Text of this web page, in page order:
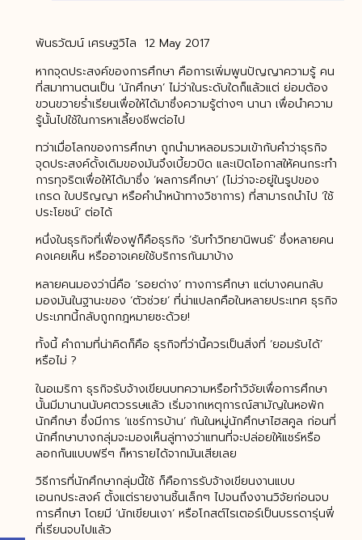
พันธวัฒน์ เศรษฐวิไล 12 May 2017
หากจุดประสงค์ของการศึกษา คือการเพิ่มพูนปัญญาความรู้ คน
ที่สมาทานตนเป็น ‘นักศึกษา’ ไม่ว่าในระดับใดก็แล้วแต่ ย่อมต้อง
ขวนขวายร่ำเรียนเพื่อให้ได้มาซึ่งความรู้ต่างๆ นานา เพื่อนำความ
รู้นั้นไปใช้ในการหาเลี้ยงชีพต่อไป
ทว่าเมื่อโลกของการศึกษา ถูกนำมาหลอมรวมเข้ากับคำว่าธุรกิจ
จุดประสงค์ดั้งเดิมของมันจึงเบี้ยวบิด และเปิดโอกาสให้คนกระทำ
การทุจริตเพื่อให้ได้มาซึ่ง ‘ผลการศึกษา’ (ไม่ว่าจะอยู่ในรูปของ
เกรด ใบปริญญา หรือคำนำหน้าทางวิชาการ) ที่สามารถนำไป ‘ใช้
ประโยชน์’ ต่อได้
หนึ่งในธุรกิจที่เฟื่องฟูก็คือธุรกิจ ‘รับทำวิทยานิพนธ์’ ซึ่งหลายคน
คงเคยเห็น หรืออาจเคยใช้บริการกันมาบ้าง
หลายคนมองว่านี่คือ ‘รอยด่าง’ ทางการศึกษา แต่บางคนกลับ
มองมันในฐานะของ ‘ตัวช่วย’ ที่น่าแปลกคือในหลายประเทศ ธุรกิจ
ประเภทนี้กลับถูกกฎหมายซะด้วย!
ทั้งนี้ คำถามที่น่าคิดก็คือ ธุรกิจที่ว่านี้ควรเป็นสิ่งที่ ‘ยอมรับได้’
หรือไม่ ?
ในอเมริกา ธุรกิจรับจ้างเขียนบทความหรือทำวิจัยเพื่อการศึกษา
นั้นมีมานานนับศตวรรษแล้ว เริ่มจากเหตุการณ์สามัญในหอพัก
นักศึกษา ซึ่งมีการ ‘แชร์การบ้าน’ กันในหมู่นักศึกษาไฮสคูล ก่อนที่
นักศึกษาบางกลุ่มจะมองเห็นลู่ทางว่าแทนที่จะปล่อยให้แชร์หรือ
ลอกกันแบบฟรีๆ ก็หารายได้จากมันเสียเลย
วิธีการที่นักศึกษากลุ่มนี้ใช้ ก็คือการรับจ้างเขียนงานแบบ
เอนกประสงค์ ตั้งแต่รายงานชิ้นเล็กๆ ไปจนถึงงานวิจัยก่อนจบ
การศึกษา โดยมี ‘นักเขียนเงา’ หรือโกสต์ไรเตอร์เป็นบรรดารุ่นพี่
ที่เรียนจบไปแล้ว